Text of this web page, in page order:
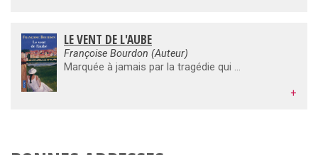
LE VENT DE L'AUBE
Françoise Bourdon (Auteur)
Marquée à jamais par la tragédie qui a anéanti son peuple et sa famille en 1915, Nevart, dix-sept ans, arrive à Marseille. Seule et bien déterminée à vivre. Elle est rapidement recrutée pour travailler dans une usine de moulinage de la soie dans la Drôme. Là, la jeune femme découvre la lavande et entreprend de la cultiver sur un lopin de terre caillouteuse. A force de ténacité, de courage, elle réalise son rêve. C'est l'âge d'or de la lavande. Mais, en 1935, la situation devient préoccupante. Erich Schwabele, écrivain juif allemand, fait son apparition au village. Entre Nevart et lui, c'est l'amour fou, irrésistible et dangereux à l'approche de la guerre...
+